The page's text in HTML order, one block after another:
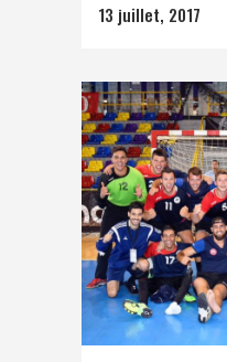
13 juillet, 2017